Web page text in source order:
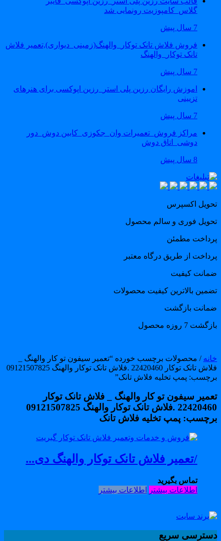
گلاس_کامپوزیت رونمایی شد
فروش فلاش تانک توکار_والهنگ(زمینی_دیواری),تعمیر فلاش
تانک توکار_والهنگ
اموزش رایگان رزین پلی استر_رزین اپوکسی برای هنرهای
تزیینی
مراکز فروش_تعمیرات وان_جکوزی_کابین دوش_دور
دوشی_اتاق دوش
اکسپرس
فوری و سالم محصول
مطمئن
از طریق درگاه معتبر
کیفیت
بالاترین کیفیت محصولات
بازگشت
7 روزه محصول
/ محصولات برچسب خورده “تعمیر سیفون تو کار والهنگ _
فلاش تانک توکار 22420460 .فلاش تانک توکار والهنگ 09121507825
پمپ تخلیه فلاش تانک”
سیفون تو کار والهنگ _ فلاش تانک توکار
22420460 .فلاش تانک توکار والهنگ 09121507825
پمپ تخلیه فلاش تانک
/تعمیر فلاش تانک توکار والهنگ دی...
تماس بگیرید
اطلاعات بیشتر اطلاعات بیشتر
سریع